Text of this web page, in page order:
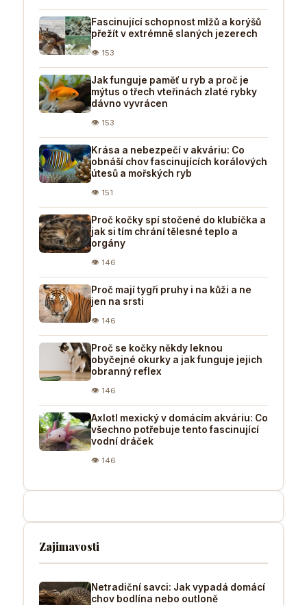
Fascinující schopnost mlžů a korýšů
přežít v extrémně slaných jezerech
👁 153
Jak funguje paměť u ryb a proč je
mýtus o třech vteřinách zlaté rybky
dávno vyvrácen
👁 153
Krása a nebezpečí v akváriu: Co
obnáší chov fascinujících korálových
útesů a mořských ryb
👁 151
Proč kočky spí stočené do klubíčka a
jak si tím chrání tělesné teplo a
orgány
👁 146
Proč mají tygři pruhy i na kůži a ne
jen na srsti
👁 146
Proč se kočky někdy leknou
obyčejné okurky a jak funguje jejich
obranný reflex
👁 146
Axlotl mexický v domácím akváriu: Co
všechno potřebuje tento fascinující
vodní dráček
👁 146
Zajimavosti
Netradiční savci: Jak vypadá domácí
chov bodlína nebo outloně